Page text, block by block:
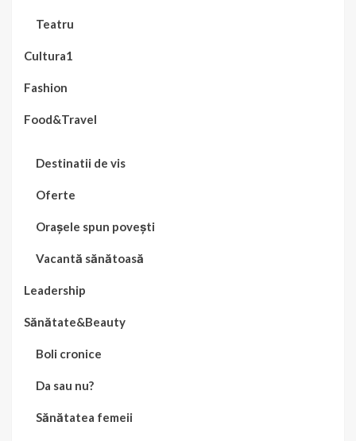
Teatru
Cultura1
Fashion
Food&Travel
Destinatii de vis
Oferte
Orașele spun povești
Vacantă sănătoasă
Leadership
Sănătate&Beauty
Boli cronice
Da sau nu?
Sănătatea femeii